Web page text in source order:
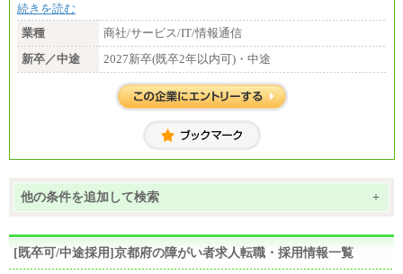
続きを読む
業種
商社/サービス/IT/情報通信
新卒／中途
2027新卒(既卒2年以内可)・中途
他の条件を追加して検索 +
[既卒可/中途採用]京都府の障がい者求人転職・採用情報一覧